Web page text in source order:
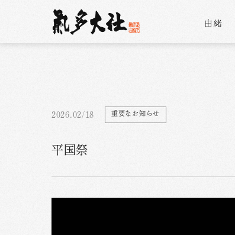
由緒
2026.02/18 重要なお知らせ
平国祭